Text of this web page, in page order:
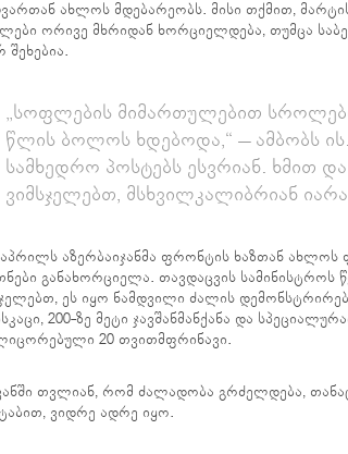
ახლოს მდებარეობს. მისი თქმით,
ორივე მხრიდან ხორციელდება, თუმცა
შეხებია.
„სოფლების მიმართულებით
წლის ბოლოს ხდებოდა,“ – ამბობს
სამხედრო პოსტებს ესვრიან. ხმით
ვიმსჯელებთ, მსხვილკალიბრიან
აპრილს აზერბაიჯანმა ფრონტის ხაზთან ახლოს
განახორციელა. თავდაცვის სამინისტროს
ეს იყო ნამდვილი ძალის
200-ზე მეტი ჯავშანმანქანა და
20 თვითმფრინავი.
თვლიან, რომ ძალადობა გრძელდება,
ვიდრე ადრე იყო.